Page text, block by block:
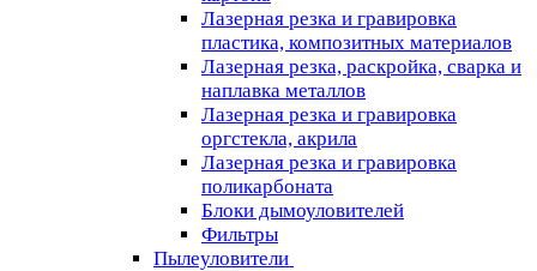
Лазерная резка и гравировка
пластика, композитных материалов
Лазерная резка, раскройка, сварка и
наплавка металлов
Лазерная резка и гравировка
оргстекла, акрила
Лазерная резка и гравировка
поликарбоната
Блоки дымоуловителей
Фильтры
Пылеуловители